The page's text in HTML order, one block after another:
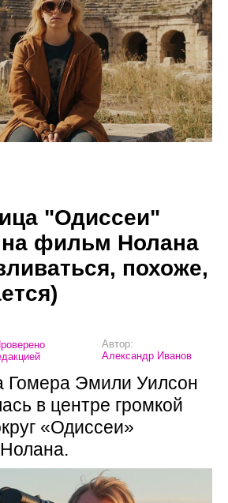
"Одиссеи"
на фильм Нолана
похоже,
Автор:
Александр Иванов
Гомера Эмили Уилсон
в центре громкой
«Одиссеи»